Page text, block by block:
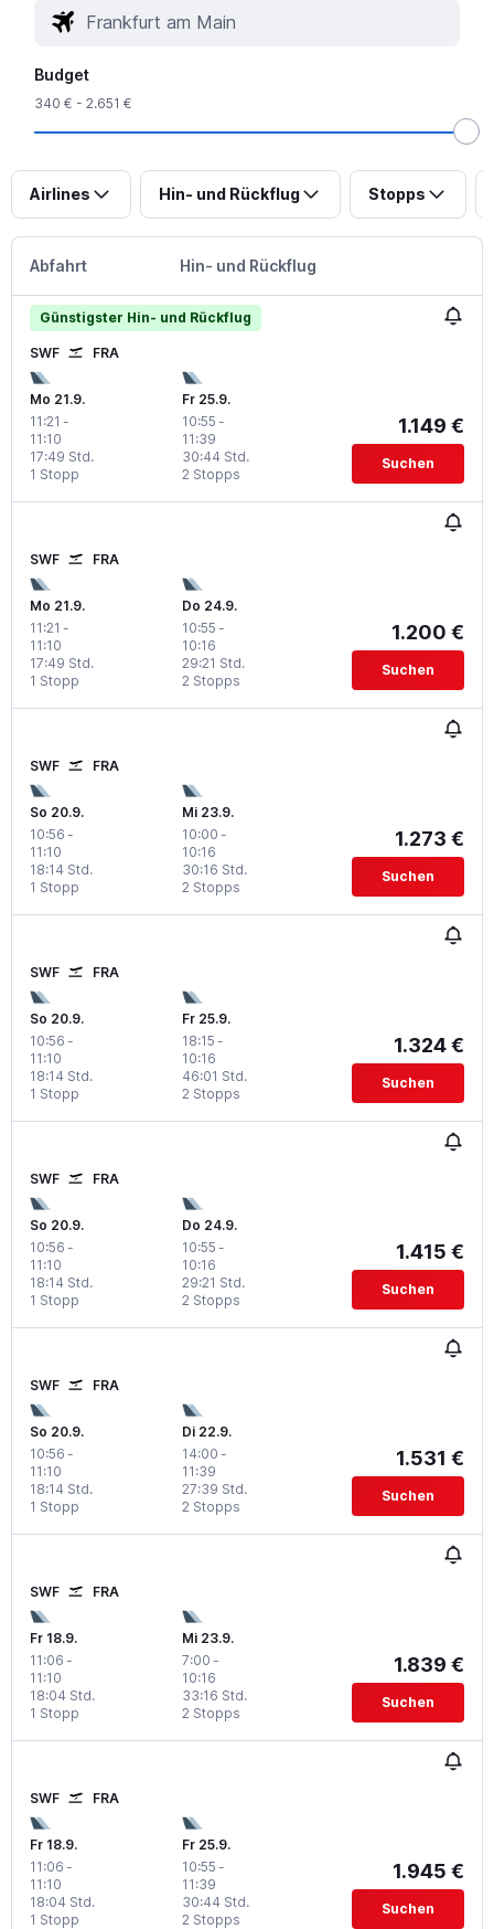
Budget
340 € - 2.651 €
Airlines Hin- und Rückflug Stopps
Abfahrt Hin- und Rückflug
Günstigster Hin- und Rückflug
SWF FRA
Mo 21.9.
11:21 -
11:10
1 Stopp
17:49 Std.
Fr 25.9.
10:55 -
11:39
2 Stopps
30:44 Std.
1.149 €
Suchen
SWF FRA
Mo 21.9.
11:21 -
11:10
1 Stopp
17:49 Std.
Do 24.9.
10:55 -
10:16
2 Stopps
29:21 Std.
1.200 €
Suchen
SWF FRA
So 20.9.
10:56 -
11:10
1 Stopp
18:14 Std.
Mi 23.9.
10:00 -
10:16
2 Stopps
30:16 Std.
1.273 €
Suchen
SWF FRA
So 20.9.
10:56 -
11:10
1 Stopp
18:14 Std.
Fr 25.9.
18:15 -
10:16
2 Stopps
46:01 Std.
1.324 €
Suchen
SWF FRA
So 20.9.
10:56 -
11:10
1 Stopp
18:14 Std.
Do 24.9.
10:55 -
10:16
2 Stopps
29:21 Std.
1.415 €
Suchen
SWF FRA
So 20.9.
10:56 -
11:10
1 Stopp
18:14 Std.
Di 22.9.
14:00 -
11:39
2 Stopps
27:39 Std.
1.531 €
Suchen
SWF FRA
Fr 18.9.
11:06 -
11:10
1 Stopp
18:04 Std.
Mi 23.9.
7:00 -
10:16
2 Stopps
33:16 Std.
1.839 €
Suchen
SWF FRA
Fr 18.9.
11:06 -
11:10
1 Stopp
18:04 Std.
Fr 25.9.
10:55 -
11:39
2 Stopps
30:44 Std.
1.945 €
Suchen